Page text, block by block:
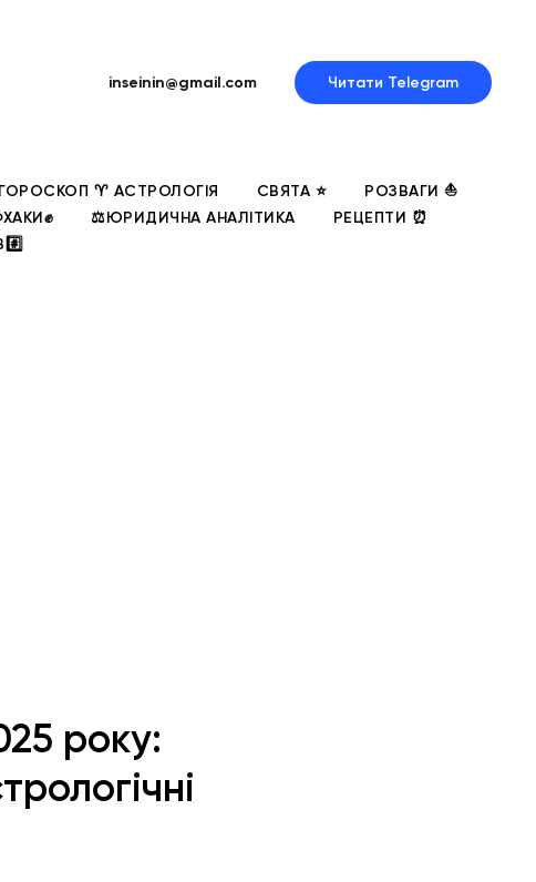
inseinin@gmail.com Читати Telegram
ГОРОСКОП ♈ АСТРОЛОГІЯ СВЯТА ⭐
РОЗВАГИ ⛵
⚖️ЮРИДИЧНА АНАЛІТИКА
РЕЦЕПТИ ⏰
року: